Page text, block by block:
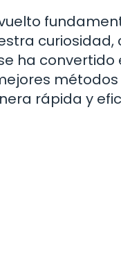
curiosidad,
ha convertido
métodos
rápida y